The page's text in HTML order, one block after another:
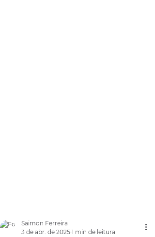
Saimon Ferreira
3 de abr. de 2025 1 min de leitura